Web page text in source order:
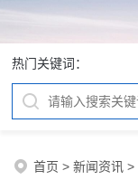
热门关键词：
首页 >新闻资讯 >